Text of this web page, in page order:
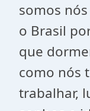
somos
o Brasil
que
como nós
trabalhar,